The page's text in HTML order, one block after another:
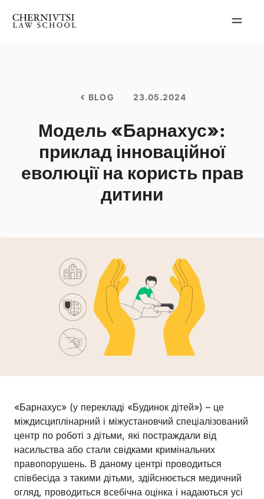
23.05.2024
BLOG
Модель «Барнахус»:
приклад інноваційної
еволюції на користь прав
дитини
«Барнахус» (у перекладі «Будинок дітей») – це
міждисциплінарний і міжустановчий спеціалізований
центр по роботі з дітьми, які постраждали від
насильства або стали свідками кримінальних
правопорушень. В даному центрі проводиться
співбесіда з такими дітьми, здійснюється медичний
огляд, проводиться всебічна оцінка і надаються усі